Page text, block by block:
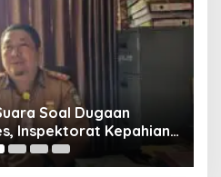
Soal Dugaan
Inspektorat Kepahiang
Kades Suro Muncar